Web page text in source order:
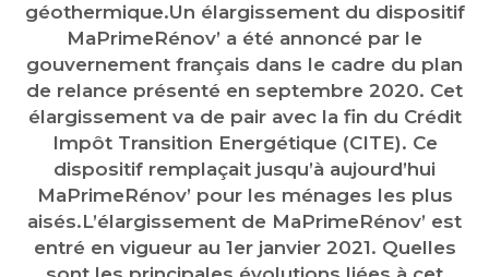
géothermique.Un élargissement du dispositif
MaPrimeRénov’ a été annoncé par le
gouvernement français dans le cadre du plan
de relance présenté en septembre 2020. Cet
élargissement va de pair avec la fin du Crédit
Impôt Transition Energétique (CITE). Ce
dispositif remplaçait jusqu’à aujourd’hui
MaPrimeRénov’ pour les ménages les plus
aisés.L’élargissement de MaPrimeRénov’ est
entré en vigueur au 1er janvier 2021. Quelles